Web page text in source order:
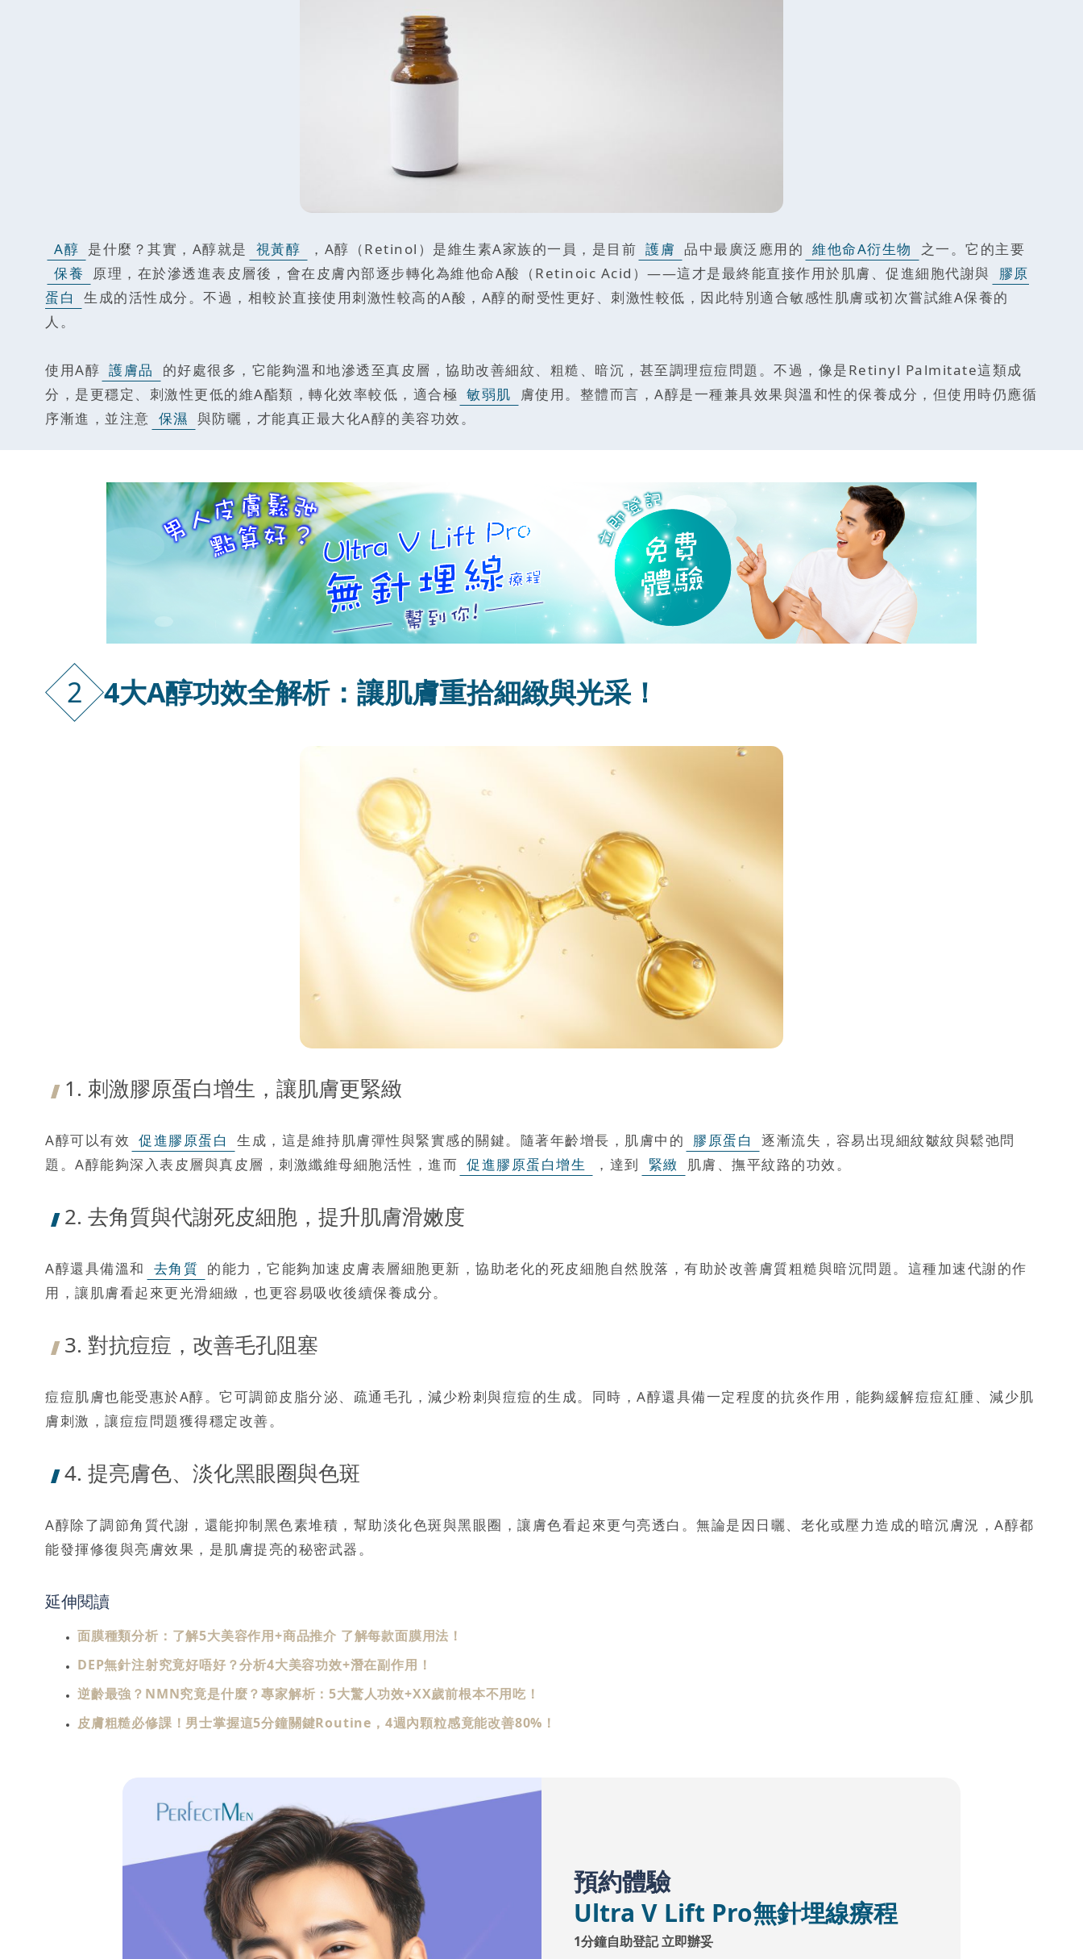
A醇 是什麼？其實，A醇就是 視黃醇 ，A醇（Retinol）是維生素A家族的一員，是目前 護膚 品中最廣泛應用的 維他命A衍生物
之一。它的主要
保養
原理，在於滲透進表皮層後，會在皮膚內部逐步轉化為維他命A酸（Retinoic Acid）——這才是最終能直接作用於肌膚、促進細胞代謝與
膠原
蛋白
生成的活性成分。不過，相較於直接使用刺激性較高的A酸，A醇的耐受性更好、刺激性較低，因此特別適合敏感性肌膚或初次嘗試維A保養的
人。
使用A醇 護膚品
的好處很多，它能夠溫和地滲透至真皮層，協助改善細紋、粗糙、暗沉，甚至調理痘痘問題。不過，像是Retinyl Palmitate這類成
分，是更穩定、刺激性更低的維A酯類，轉化效率較低，適合極 敏弱肌
膚使用。整體而言，A醇是一種兼具效果與溫和性的保養成分，但使用時仍應循
序漸進，並注意
保濕 與防曬，才能真正最大化A醇的美容功效。
2 4大A醇功效全解析：讓肌膚重拾細緻與光采！
1. 刺激膠原蛋白增生，讓肌膚更緊緻
A醇可以有效 促進膠原蛋白 生成，這是維持肌膚彈性與緊實感的關鍵。隨著年齡增長，肌膚中的 膠原蛋白
逐漸流失，容易出現細紋皺紋與鬆弛問
題。A醇能夠深入表皮層與真皮層，刺激纖維母細胞活性，進而 促進膠原蛋白增生 ，達到 緊緻 肌膚、撫平紋路的功效。
2. 去角質與代謝死皮細胞，提升肌膚滑嫩度
A醇還具備溫和 去角質 的能力，它能夠加速皮膚表層細胞更新，協助老化的死皮細胞自然脫落，有助於改善膚質粗糙與暗沉問題。這種加速代謝的作
用，讓肌膚看起來更光滑細緻，也更容易吸收後續保養成分。
3. 對抗痘痘，改善毛孔阻塞
痘痘肌膚也能受惠於A醇。它可調節皮脂分泌、疏通毛孔，減少粉刺與痘痘的生成。同時，A醇還具備一定程度的抗炎作用，能夠緩解痘痘紅腫、減少肌
膚刺激，讓痘痘問題獲得穩定改善。
4. 提亮膚色、淡化黑眼圈與色斑
A醇除了調節角質代謝，還能抑制黑色素堆積，幫助淡化色斑與黑眼圈，讓膚色看起來更勻亮透白。無論是因日曬、老化或壓力造成的暗沉膚況，A醇都
能發揮修復與亮膚效果，是肌膚提亮的秘密武器。
延伸閱讀
面膜種類分析：了解5大美容作用+商品推介 了解每款面膜用法！
DEP無針注射究竟好唔好？分析4大美容功效+潛在副作用！
逆齡最強？NMN究竟是什麼？專家解析：5大驚人功效+XX歲前根本不用吃！
皮膚粗糙必修課！男士掌握這5分鐘關鍵Routine，4週內顆粒感竟能改善80%！
預約體驗
Ultra V Lift Pro無針埋線療程
1分鐘自助登記 立即辦妥